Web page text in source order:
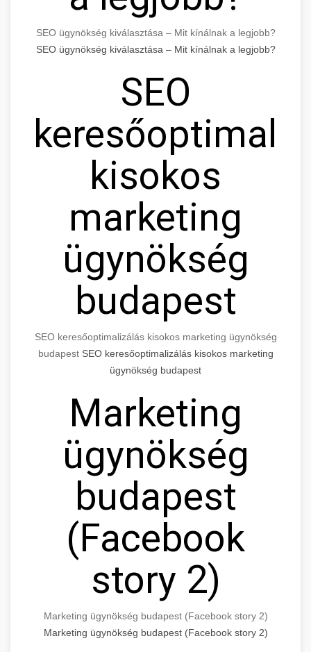
SEO ügynökség kiválasztása – Mit kínálnak a legjobb?
SEO ügynökség kiválasztása – Mit kínálnak a legjobb?
SEO
kisokos
marketing
ügynökség
budapest
SEO keresőoptimalizálás kisokos marketing ügynökség
budapest SEO keresőoptimalizálás kisokos marketing
ügynökség budapest
Marketing
ügynökség
budapest
(Facebook
story 2)
Marketing ügynökség budapest (Facebook story 2)
Marketing ügynökség budapest (Facebook story 2)